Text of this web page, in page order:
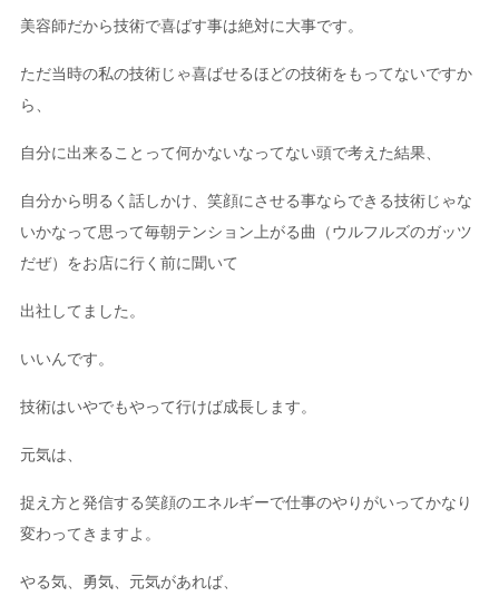
美容師だから技術で喜ばす事は絶対に大事です。
ただ当時の私の技術じゃ喜ばせるほどの技術をもってないですか
ら、
自分に出来ることって何かないなってない頭で考えた結果、
自分から明るく話しかけ、笑顔にさせる事ならできる技術じゃな
いかなって思って毎朝テンション上がる曲（ウルフルズのガッツ
だぜ）をお店に行く前に聞いて
出社してました。
いいんです。
技術はいやでもやって行けば成長します。
元気は、
捉え方と発信する笑顔のエネルギーで仕事のやりがいってかなり
変わってきますよ。
やる気、勇気、元気があれば、